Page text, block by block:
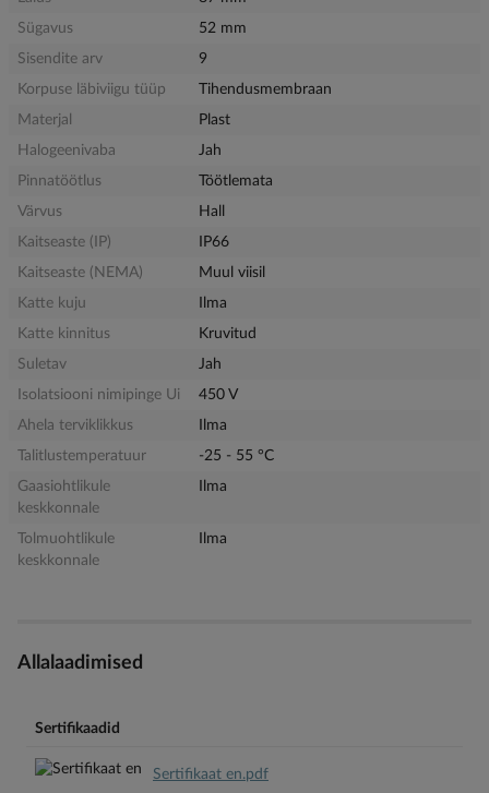
Sügavus
52 mm
Sisendite arv
9
Korpuse läbiviigu tüüp
Tihendusmembraan
Materjal
Plast
Halogeenivaba
Jah
Pinnatöötlus
Töötlemata
Värvus
Hall
Kaitseaste (IP)
IP66
Kaitseaste (NEMA)
Muul viisil
Katte kuju
Ilma
Katte kinnitus
Kruvitud
Suletav
Jah
Isolatsiooni nimipinge Ui
450 V
Ahela terviklikkus
Ilma
Talitlustemperatuur
-25 - 55 °C
Gaasiohtlikule
keskkonnale
Ilma
Tolmuohtlikule
keskkonnale
Ilma
Allalaadimised
Sertifikaadid
Sertifikaat en.pdf